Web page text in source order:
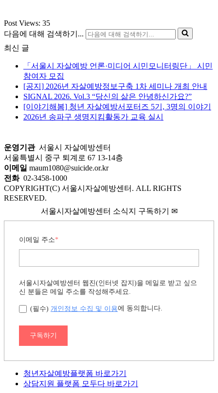
Post Views: 35
다음에 대해 검색하기...
최신 글
「서울시 자살예방 언론·미디어 시민모니터링단」 시민
참여자 모집
[공지] 2026년 자살예방정보구축 1차 세미나 개최 안내
SIGNAL 2026. Vol.3 “당신의 삶은 안녕하신가요?”
[이야기해봄] 청년 자살예방서포터즈 5기, 3명의 이야기
2026년 송파구 생명지킴활동가 교육 실시
운영기관서울시 자살예방센터
서울특별시 중구 퇴계로 67 13-14층
이메일 maum1080@suicide.or.kr
전화 02-3458-1000
COPYRIGHT(C) 서울시자살예방센터. ALL RIGHTS
RESERVED.
서울시자살예방센터 소식지 구독하기 ✉
이메일 주소*
서울시자살예방센터 웹진(인터넷 잡지)을 메일로 받고 싶으
신 분들은 메일 주소를 작성해주세요.
(필수) 개인정보 수집 및 이용에 동의합니다.
구독하기
청년자살예방플랫폼 바로가기
상담지원 플랫폼 모두다 바로가기